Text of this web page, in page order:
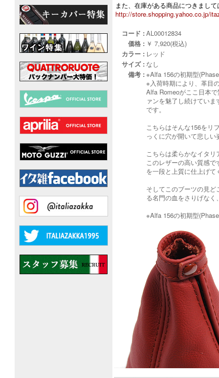
また、在庫がある商品につきまし
http://store.shopping.yahoo.co.jp/
コード : AL00012834
価格 : ￥ 7,920(税込)
カラー : レッド
サイズ : なし
備考 : ※Alfa 156の初期型
※入荷時期により、革目
Alfa Romeoがここ日本
ァンを魅了し続けてい
です。
こちらはそんな156をリ
っくに穴が開いて悲し
こちらは柔らかなイタ
このレザーの高い質感
を一段と上質に仕上げ
そしてこのブーツの見
る名門の血をさりげな
※Alfa 156の初期型